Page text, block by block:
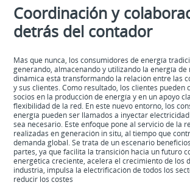
Coordinación y
detrás del contador
Más que nunca, los consumidores de energía
generando, almacenando y utilizando la energía de
dinámica está transformando la relación entre las
y sus clientes. Como resultado, los clientes pueden
socios en la producción de energía y en un apoyo
flexibilidad de la red. En este nuevo entorno, los
energía pueden ser llamados a inyectar
sea necesario. Este enfoque pone al servicio de la
realizadas en generación in situ, al tiempo que
demanda global. Se trata de un escenario
partes, ya que facilita la transición hacia un futuro
energética creciente, acelera el crecimiento de los
industria, impulsa la electrificación de todos los
reducir los costes